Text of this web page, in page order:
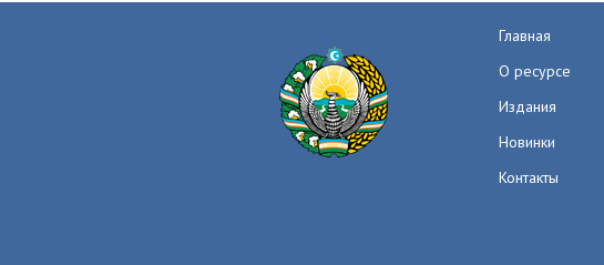
Главная
О ресурсе
Издания
Новинки
Контакты